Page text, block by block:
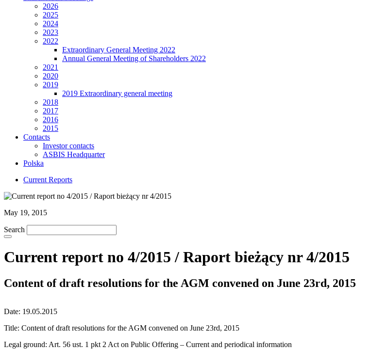
2026
2025
2024
2023
2022
Extraordinary General Meeting 2022
Annual General Meeting of Shareholders 2022
2021
2020
2019
2019 Extraordinary general meeting
2018
2017
2016
2015
Contacts
Investor contacts
ASBIS Headquarter
Polska
Current Reports
May 19, 2015
Search
Current report no 4/2015 / Raport bieżący nr 4/2015
Content of draft resolutions for the AGM convened on June 23rd, 2015
Date: 19.05.2015
Title: Content of draft resolutions for the AGM convened on June 23rd, 2015
Legal ground: Art. 56 ust. 1 pkt 2 Act on Public Offering – Current and periodical information